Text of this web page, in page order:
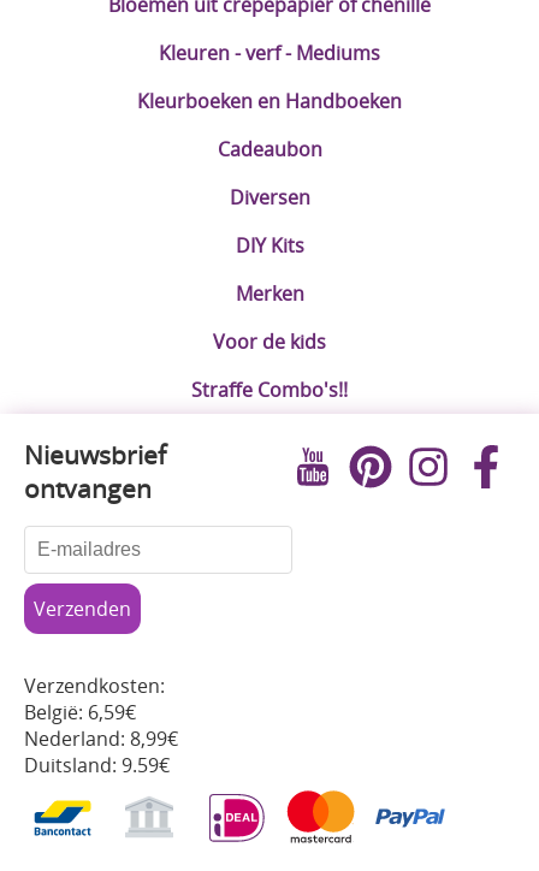
Kleuren - verf - Mediums
Kleurboeken en Handboeken
Cadeaubon
Diversen
DIY Kits
Merken
Voor de kids
Straffe Combo's!!
Nieuwsbrief
ontvangen
Verzendkosten:
België: 6,59€
Nederland: 8,99€
Duitsland: 9.59€